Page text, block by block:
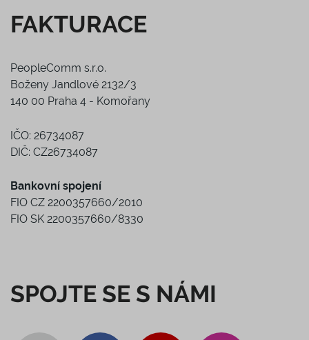
FAKTURACE
PeopleComm s.r.o.
Boženy Jandlové 2132/3
140 00 Praha 4 - Komořany
IČO: 26734087
DIČ: CZ26734087
Bankovní spojení
FIO CZ 2200357660/2010
FIO SK 2200357660/8330
SPOJTE SE S NÁMI